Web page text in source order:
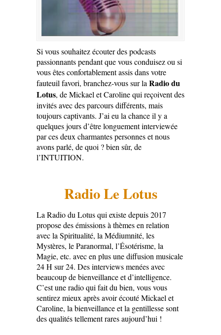
Si vous souhaitez écouter des podcasts
passionnants pendant que vous conduisez ou si
vous êtes confortablement assis dans votre
fauteuil favori, branchez-vous sur laRadio du
Lotus, de Mickael et Caroline qui reçoivent des
invités avec des parcours différents, mais
toujours captivants. J’ai eu la chance il y a
quelques jours d’être longuement interviewée
par ces deux charmantes personnes et nous
avons parlé, de quoi ? bien sûr, de
l’INTUITION.
Radio Le Lotus
La Radio du Lotus qui existe depuis 2017
propose des émissions à thèmes en relation
avec la Spiritualité, la Médiumnité, les
Mystères, le Paranormal, l’Ésotérisme, la
Magie, etc. avec en plus une diffusion musicale
24 H sur 24. Des interviews menées avec
beaucoup de bienveillance et d’intelligence.
C’est une radio qui fait du bien, vous vous
sentirez mieux après avoir écouté Mickael et
Caroline, la bienveillance et la gentillesse sont
des qualités tellement rares aujourd’hui !